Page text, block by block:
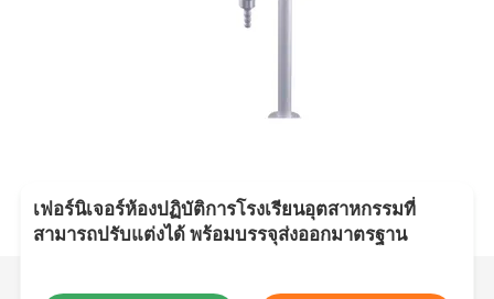
เฟอร์นิเจอร์ห้องปฏิบัติการโรงเรียนอุตสาหกรรมที่
สามารถปรับแต่งได้ พร้อมบรรจุส่งออกมาตรฐาน